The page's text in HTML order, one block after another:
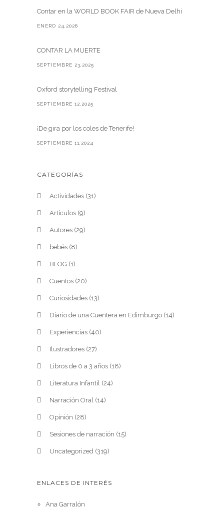
Contar en la WORLD BOOK FAIR de Nueva Delhi
ENERO 24,2026
CONTAR LA MUERTE
SEPTIEMBRE 23,2025
Oxford storytelling Festival
SEPTIEMBRE 12,2025
¡De gira por los coles de Tenerife!
SEPTIEMBRE 11,2024
CATEGORÍAS
Actividades (31)
Artículos (9)
Autores (29)
bebés (8)
BLOG (1)
Cuentos (20)
Curiosidades (13)
Diario de una Cuentera en Edimburgo (14)
Experiencias (40)
Ilustradores (27)
Libros de 0 a 3 años (18)
Literatura Infantil (24)
Narración Oral (14)
Opinión (28)
Sesiones de narración (15)
Uncategorized (319)
ENLACES DE INTERÉS
Ana Garralón